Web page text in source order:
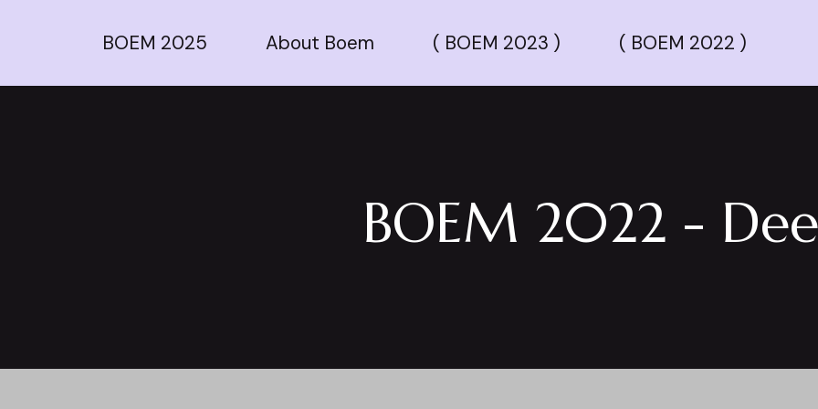
BOEM 2025 About Boem ( BOEM 2023 ) ( BOEM 2022 )
BOEM 2022 -